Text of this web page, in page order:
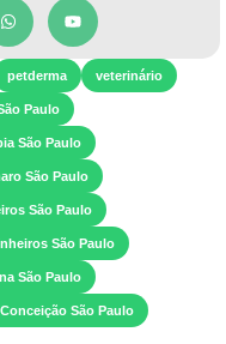
petderma veterinário
Paulo
São Paulo
São Paulo
São Paulo
São Paulo
São Paulo
São Paulo